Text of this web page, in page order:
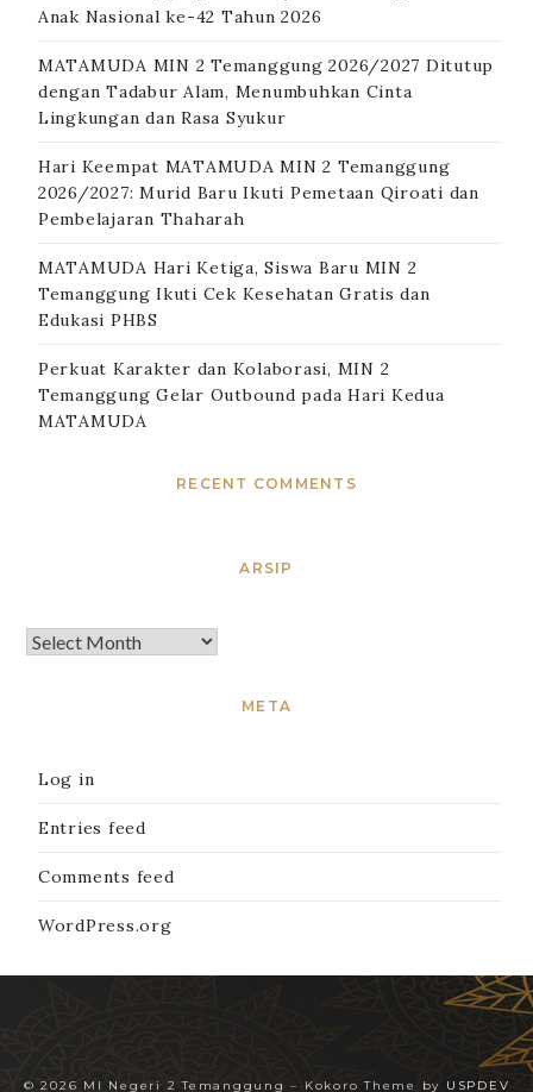
Anak Nasional ke-42 Tahun 2026
MATAMUDA MIN 2 Temanggung 2026/2027 Ditutup
dengan Tadabur Alam, Menumbuhkan Cinta
Lingkungan dan Rasa Syukur
Hari Keempat MATAMUDA MIN 2 Temanggung
2026/2027: Murid Baru Ikuti Pemetaan Qiroati dan
Pembelajaran Thaharah
MATAMUDA Hari Ketiga, Siswa Baru MIN 2
Temanggung Ikuti Cek Kesehatan Gratis dan
Edukasi PHBS
Perkuat Karakter dan Kolaborasi, MIN 2
Temanggung Gelar Outbound pada Hari Kedua
MATAMUDA
RECENT COMMENTS
ARSIP
META
Log in
Entries feed
Comments feed
WordPress.org
© 2026 MI Negeri 2 Temanggung– Kokoro Theme by USPDEV